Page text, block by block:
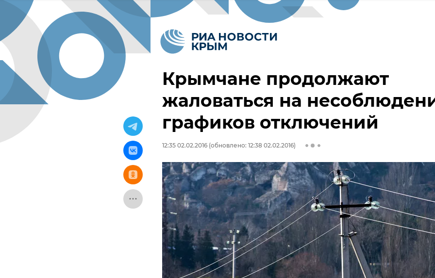
Крымчане продолжают
жаловаться на
графиков отключений
12:35 02.02.2016 (обновлено: 12:38 02.02.2016)